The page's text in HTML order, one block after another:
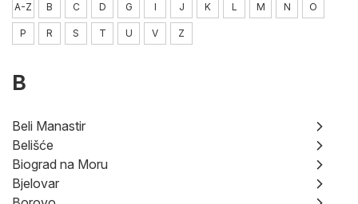
A-Z B C D G I J K L M N O
P R S T U V Z
B
Beli Manastir
Belišće
Biograd na Moru
Bjelovar